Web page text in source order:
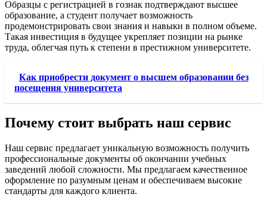
Образцы с регистрацией в гознак подтверждают высшее
образование, а студент получает возможность
продемонстрировать свои знания и навыки в полном объеме.
Такая инвестиция в будущее укрепляет позиции на рынке
труда, облегчая путь к степени в престижном университете.
Как приобрести документ о высшем образовании без
посещения университета
Почему стоит выбрать наш сервис
Наш сервис предлагает уникальную возможность получить
профессиональные документы об окончании учебных
заведений любой сложности. Мы предлагаем качественное
оформление по разумным ценам и обеспечиваем высокие
стандарты для каждого клиента.